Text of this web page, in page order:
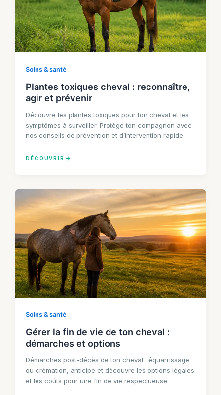
Soins & santé
Plantes toxiques cheval : reconnaître,
agir et prévenir
Découvre les plantes toxiques pour ton cheval et les
symptômes à surveiller. Protège ton compagnon avec
nos conseils de prévention et d’intervention rapide.
DÉCOUVRIR
Soins & santé
Gérer la fin de vie de ton cheval :
démarches et options
Démarches post-décès de ton cheval : équarrissage
ou crémation, anticipe et découvre les options légales
et les coûts pour une fin de vie respectueuse.